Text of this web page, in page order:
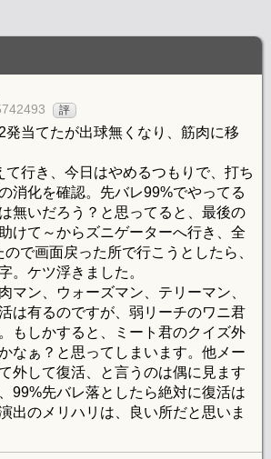
評
発当てたが出球無くなり、筋肉に移
て行き、今日はやめるつもりで、打ち
消化を確認。先バレ99%でやってる
無いだろう？と思ってると、最後の
けて～からズニゲーターへ行き、全
で画面戻った所で行こうとしたら、
。ケツ浮きました。
マン、ウォーズマン、テリーマン、
は有るのですが、弱リーチのワニ君
もしかすると、ミート君のクイズ外
なぁ？と思ってしまいます。他メー
外して復活、と言うのは偶に見ます
99%先バレ落としたら絶対に復活は
出のメリハリは、良い所だと思いま